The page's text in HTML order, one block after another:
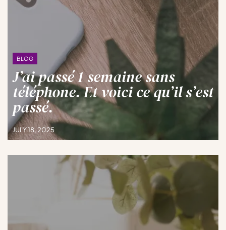
BLOG
J’ai passé 1 semaine sans
téléphone. Et voici ce qu’il s’est
passé.
JULY 18, 2025